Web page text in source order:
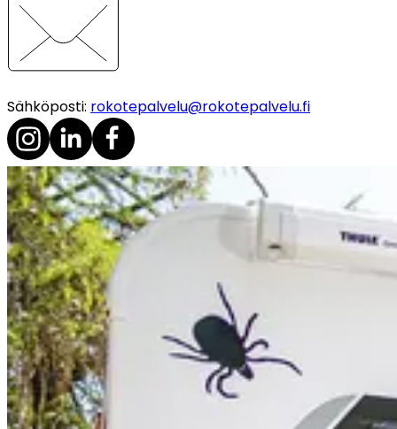
Sähköposti: rokotepalvelu@rokotepalvelu.fi